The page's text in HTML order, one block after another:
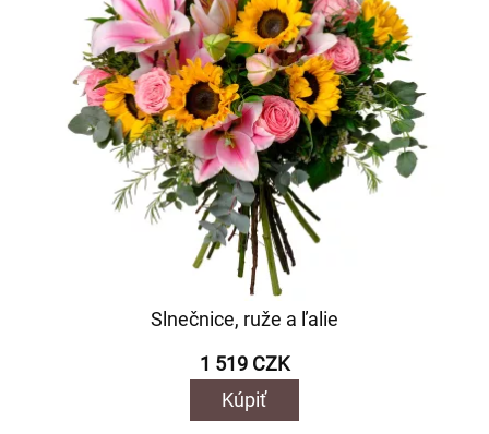
Slnečnice, ruže a ľalie
1 519 CZK
Kúpiť